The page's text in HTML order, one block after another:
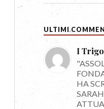
ULTIMI
I
HA